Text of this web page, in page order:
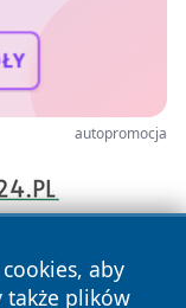
autopromocja
aby
także plików